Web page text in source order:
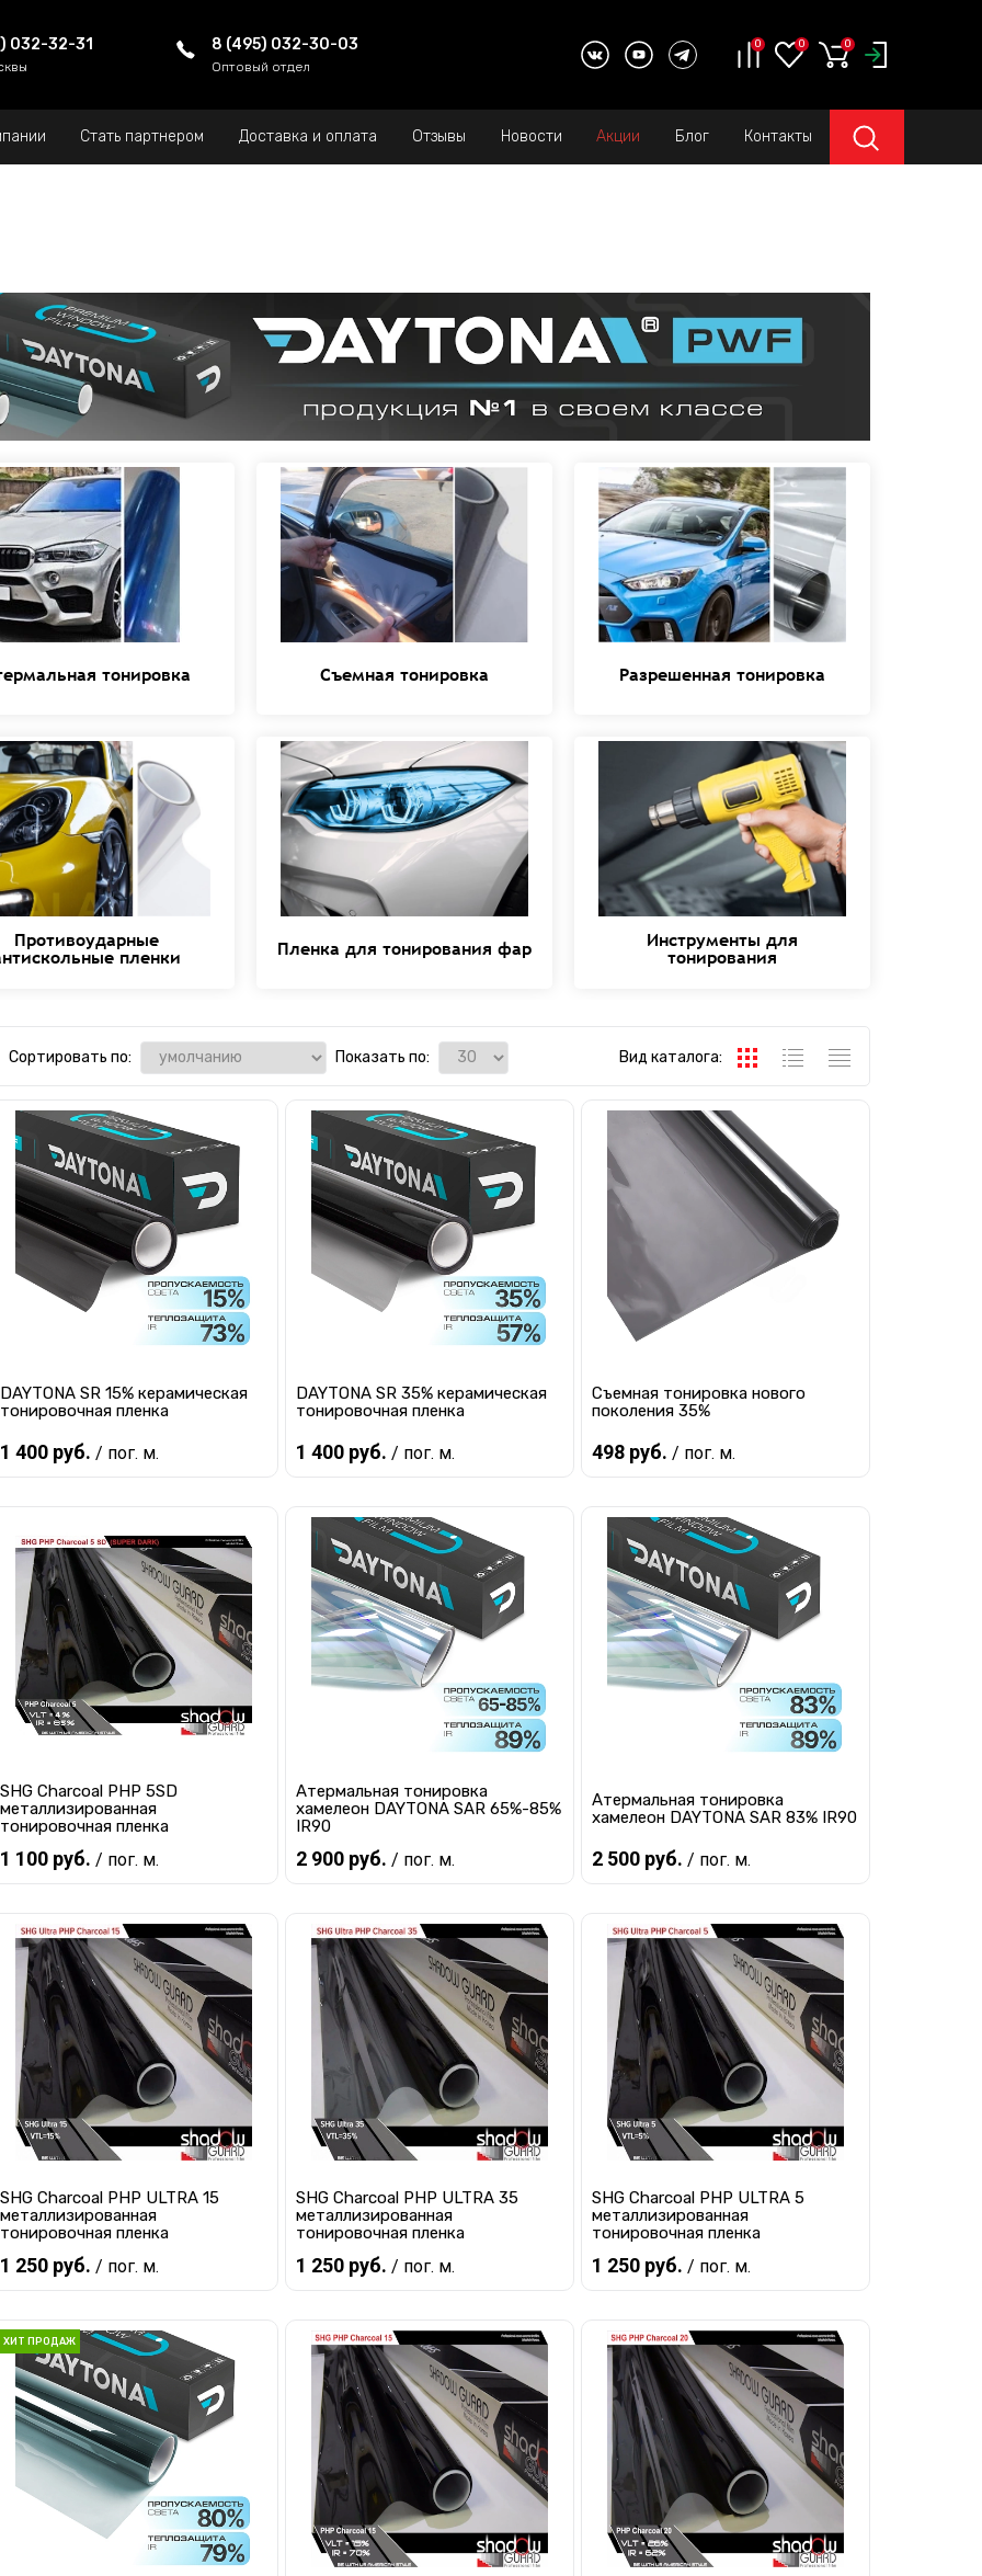
032-32-31 8 (495) 032-30-03
Оптовый отдел
0 0 0
Стать партнером Доставка и оплата Отзывы Новости Акции Блог Контакты
тонировка Съемная тонировка Разрешенная тонировка
Противоударные
пленки
Пленка для тонирования фар
Инструменты для
тонирования
Guard Тонировочная
пленка
AURORA Тонировочная
пленка
Scorpio Premium
Тонировочная пленка
Сортировать по: Показать по: Вид каталога:
DAYTONA SR 15% керамическая
тонировочная пленка
1 400 руб. / пог. м.
Купить в 1 клик К сравнению
В избранное В наличии
DAYTONA SR 35% керамическая
тонировочная пленка
1 400 руб. / пог. м.
В корзину
Купить в 1 клик К сравнению
В избранное В наличии
Съемная тонировка нового
поколения 35%
498 руб. / пог. м.
В корзину
Купить в 1 клик К сравнению
В избранное В наличии
SHG Charcoal PHP 5SD
металлизированная
тонировочная пленка
1 100 руб. / пог. м.
В корзину
Купить в 1 клик К сравнению
В избранное В наличии
Атермальная тонировка
хамелеон DAYTONA SAR 65%-85%
IR90
2 900 руб. / пог. м.
В корзину
Купить в 1 клик К сравнению
В избранное В наличии
Атермальная тонировка
хамелеон DAYTONA SAR 83% IR90
2 500 руб. / пог. м.
В корзину
Купить в 1 клик К сравнению
В избранное В наличии
SHG Charcoal PHP ULTRA 15
металлизированная
тонировочная пленка
1 250 руб. / пог. м.
В корзину
Купить в 1 клик К сравнению
В избранное В наличии
SHG Charcoal PHP ULTRA 35
металлизированная
тонировочная пленка
1 250 руб. / пог. м.
В корзину
Купить в 1 клик К сравнению
В избранное В наличии
SHG Charcoal PHP ULTRA 5
металлизированная
тонировочная пленка
1 250 руб. / пог. м.
В корзину
Купить в 1 клик К сравнению
В избранное В наличии
ХИТ ПРОДАЖ